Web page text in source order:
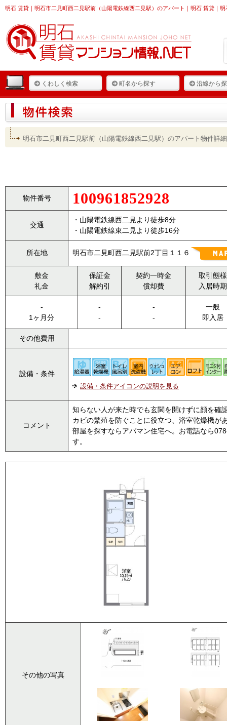
明石 賃貸 ｜明石市二見町西二見駅前（山陽電鉄線西二見駅）のアパート｜明石 賃貸｜
くわしく検索 町名から探す 沿線から
明石市二見町西二見駅前（山陽電鉄線西二見駅）のアパート物件詳細
物件番号 100961852928
交通
・山陽電鉄線西二見より徒歩8分
・山陽電鉄線東二見より徒歩16分
所在地 明石市二見町西二見駅前2丁目１１６
敷金
礼金
保証金
解約引
契約一時金
償却費
取引態様
入居時期
-
1ヶ月分
-
-
-
-
一般
即入居
その他費用
設備・条件
設備・条件アイコンの説明を見る
コメント
知らない人が来た時でも玄関を開けずに顔を確
カビの繁殖を防ぐことに役立つ、浴室乾燥機が
部屋を探すならアパマン住宅へ。お電話なら
す。
その他の写真